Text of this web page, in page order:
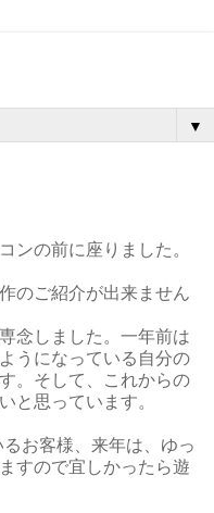
▼
ンの前に座りました。
のご紹介が出来ません
念しました。一年前は
うになっている自分の
。そして、これからの
と思っています。
お客様、来年は、ゆっ
すので宜しかったら遊